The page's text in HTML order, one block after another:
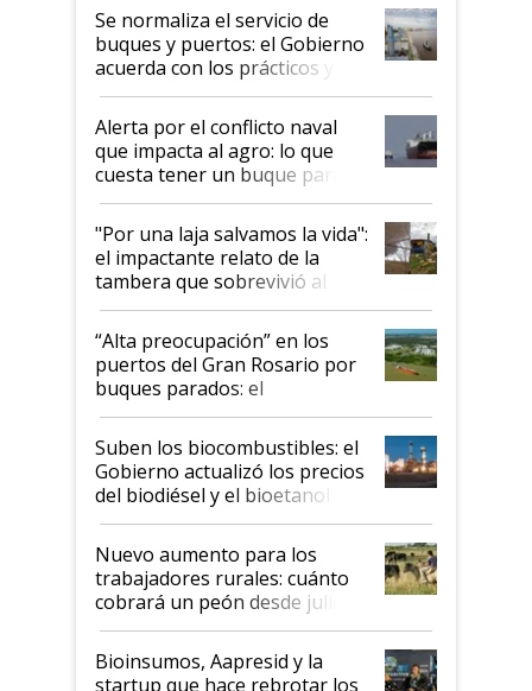
Se normaliza el servicio de
buques y puertos: el Gobierno
acuerda con los prácticos y
suspende el decreto de
desregulación
Alerta por el conflicto naval
que impacta al agro: lo que
cuesta tener un buque parado
y el peligro de que Argentina
pase a ser "país sucio"
"Por una laja salvamos la vida":
el impactante relato de la
tambera que sobrevivió al
tornado
“Alta preocupación” en los
puertos del Gran Rosario por
buques parados: el
funcionamiento de las
exportadoras en tensión tras
la medida de fuerza de los
prácticos
Suben los biocombustibles: el
Gobierno actualizó los precios
del biodiésel y el bioetanol
Nuevo aumento para los
trabajadores rurales: cuánto
cobrará un peón desde julio
Bioinsumos, Aapresid y la
startup que hace rebrotar los